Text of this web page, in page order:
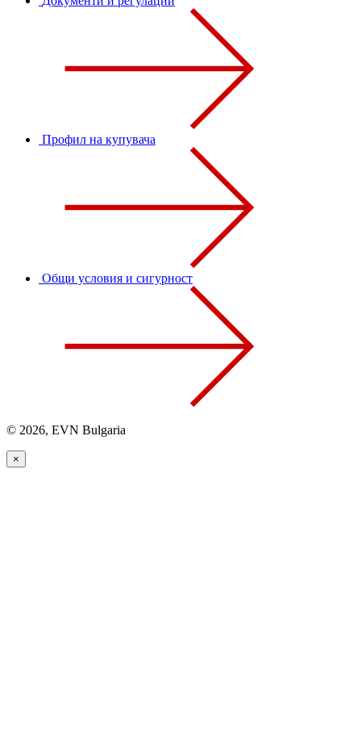
Профил на купувача
Общи условия и сигурност
© 2026, EVN Bulgaria
×